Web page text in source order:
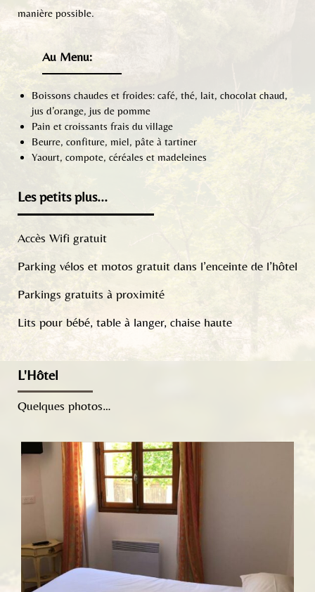
manière possible.
Au Menu:
Boissons chaudes et froides: café, thé, lait, chocolat chaud,
jus d’orange, jus de pomme
Pain et croissants frais du village
Beurre, confiture, miel, pâte à tartiner
Yaourt, compote, céréales et madeleines
Les petits plus...
Accès Wifi gratuit
Parking vélos et motos gratuit dans l’enceinte de l’hôtel
Parkings gratuits à proximité
Lits pour bébé, table à langer, chaise haute
L'Hôtel
Quelques photos…